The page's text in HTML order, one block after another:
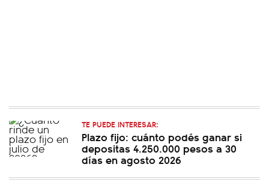
TE PUEDE INTERESAR:
Plazo fijo: cuánto podés ganar si
depositas 4.250.000 pesos a 30
días en agosto 2026